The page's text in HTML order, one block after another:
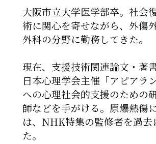
大阪市立大学医学部卒。社会
術に関心を寄せながら、外傷
外科の分野に勤務してきた。
現在、支援技術関連論文・著書
日本心理学会主催「アピアラ
への心理社会的支援のための
師などを手がける。原爆熱傷
は、NHK特集の監修者を過去
た。